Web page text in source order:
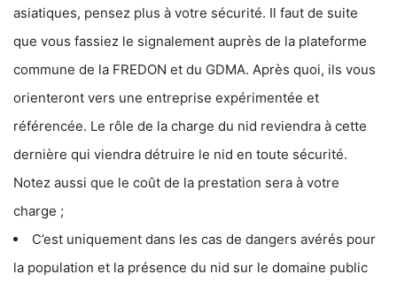
asiatiques, pensez plus à votre sécurité. Il faut de suite
que vous fassiez le signalement auprès de la plateforme
commune de la FREDON et du GDMA. Après quoi, ils vous
orienteront vers une entreprise expérimentée et
référencée. Le rôle de la charge du nid reviendra à cette
dernière qui viendra détruire le nid en toute sécurité.
Notez aussi que le coût de la prestation sera à votre
charge ;
C’est uniquement dans les cas de dangers avérés pour
la population et la présence du nid sur le domaine public